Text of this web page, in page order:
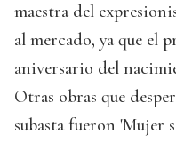
maestra del
al mercado, ya que el
aniversario del
Otras obras que
subasta fueron 'Mujer